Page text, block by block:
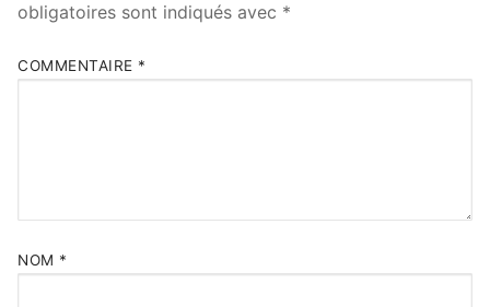
obligatoires sont indiqués avec *
COMMENTAIRE *
NOM *